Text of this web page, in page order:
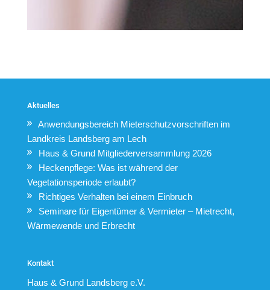
Aktuelles
Anwendungsbereich Mieterschutzvorschriften im
Landkreis Landsberg am Lech
Haus & Grund Mitgliederversammlung 2026
Heckenpflege: Was ist während der
Vegetationsperiode erlaubt?
Richtiges Verhalten bei einem Einbruch
Seminare für Eigentümer & Vermieter – Mietrecht,
Wärmewende und Erbrecht
Kontakt
Haus & Grund Landsberg e.V.